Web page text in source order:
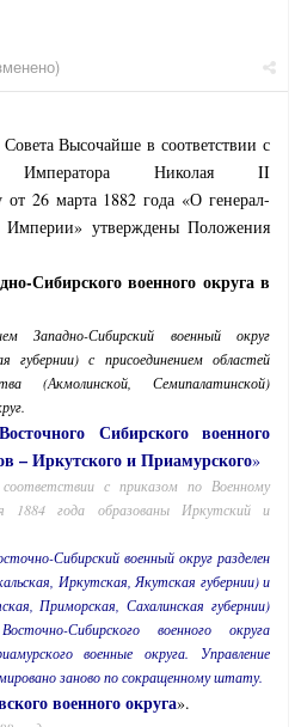
Высочайше в соответствии с
Императора Николая II
26 марта 1882 года «О генерал-
Империи» утверждены Положения
Сибирского военного округа в
Западно-Сибирский военный округ
губернии) с присоединением областей
(Акмолинской, Семипалатинской)
Сибирского военного
– Иркутского и Приамурского»
с приказом по Военному
года образованы Иркутский и
Сибирский военный округ разделен
Иркутская, Якутская губернии) и
Приморская, Сахалинская губернии)
Сибирского военного округа
военные округа. Управление
заново по сокращенному штату.
военного округа».